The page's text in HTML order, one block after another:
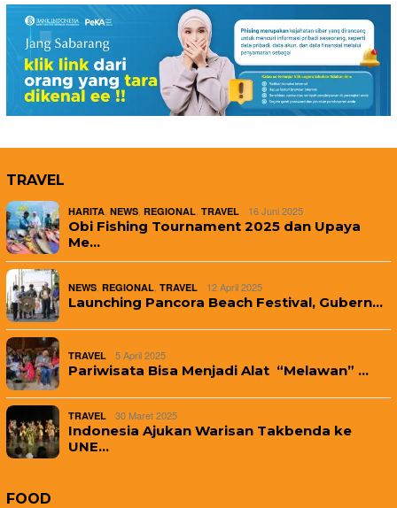
TRAVEL
HARITA NEWS REGIONAL TRAVEL 16 Juni 2025
Obi Fishing Tournament 2025 dan Upaya
Me…
NEWS REGIONAL TRAVEL 12 April 2025
Launching Pancora Beach Festival, Gubern…
TRAVEL 5 April 2025
Pariwisata Bisa Menjadi Alat “Melawan” …
TRAVEL 30 Maret 2025
Indonesia Ajukan Warisan Takbenda ke
UNE…
FOOD